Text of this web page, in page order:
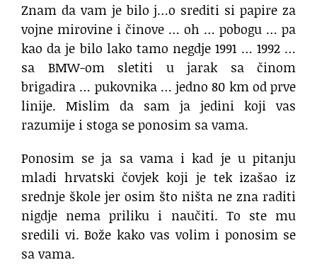
Znam da vam je bilo j…o srediti si papire za
vojne mirovine i činove … oh … pobogu … pa
kao da je bilo lako tamo negdje 1991 … 1992 …
sa BMW-om sletiti u jarak sa činom
brigadira … pukovnika … jedno 80 km od prve
linije. Mislim da sam ja jedini koji vas
razumije i stoga se ponosim sa vama.
Ponosim se ja sa vama i kad je u pitanju
mladi hrvatski čovjek koji je tek izašao iz
srednje škole jer osim što ništa ne zna raditi
nigdje nema priliku i naučiti. To ste mu
sredili vi. Bože kako vas volim i ponosim se
sa vama.